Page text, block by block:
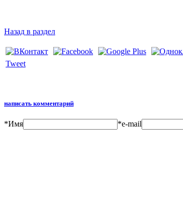
Назад в раздел
Tweet
написать комментарий
*Имя *e-mail